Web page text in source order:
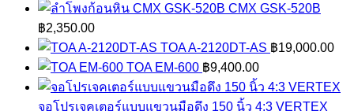
CMX GSK-520B
฿2,350.00
TOA A-2120DT-AS ฿19,000.00
TOA EM-600 ฿9,400.00
จอโปรเจคเตอร์แบบแขวนมือดึง 150 นิ้ว 4:3 VERTEX